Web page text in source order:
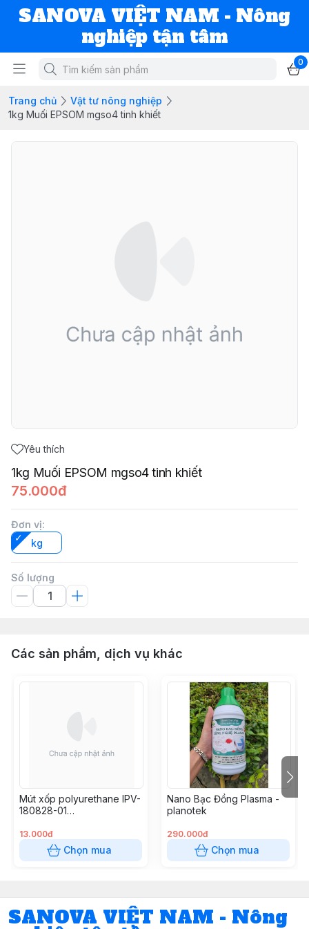
SANOVA VIỆT NAM - Nông
nghiệp tận tâm
0
Trang chủ
Vật tư nông nghiệp
1kg Muối EPSOM mgso4 tinh khiết
Yêu thích
1kg Muối EPSOM mgso4 tinh khiết
75.000đ
Đơn vị:
kg
Số lượng
Các sản phẩm, dịch vụ khác
Mút xốp polyurethane IPV-
180828-01
13.000đ
Chọn mua
Nano Bạc Đồng Plasma -
planotek
290.000đ
Chọn mua
SANOVA VIỆT NAM - Nông